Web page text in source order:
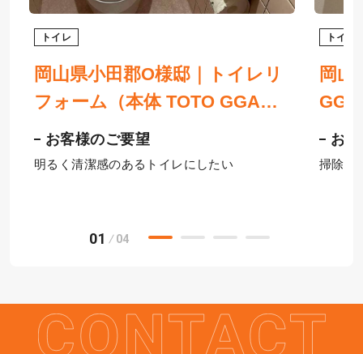
トイレ
岡山県小田郡O様邸｜トイレリ
フォーム（本体 TOTO GGA、
床 サンゲツHフロア、窓 YKK
AP）
お客様のご要望
明るく清潔感のあるトイレにしたい
トイレ
岡山
ス
お
掃除が
01 04